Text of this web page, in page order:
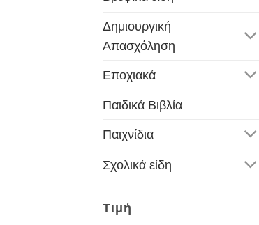
Δημιουργική
Απασχόληση
Εποχιακά
Παιδικά Βιβλία
Παιχνίδια
Σχολικά είδη
Τιμή